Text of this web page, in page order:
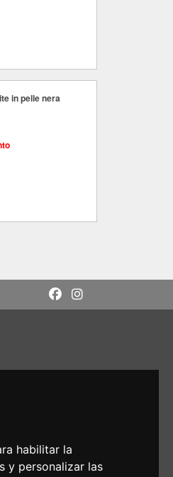
habilitar la
y personalizar las
in pelle nera